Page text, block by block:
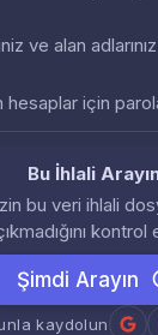
ve alan
için
Bu İhlali
bu veri ihlali
kontrol
Şimdi Arayın
kaydolun